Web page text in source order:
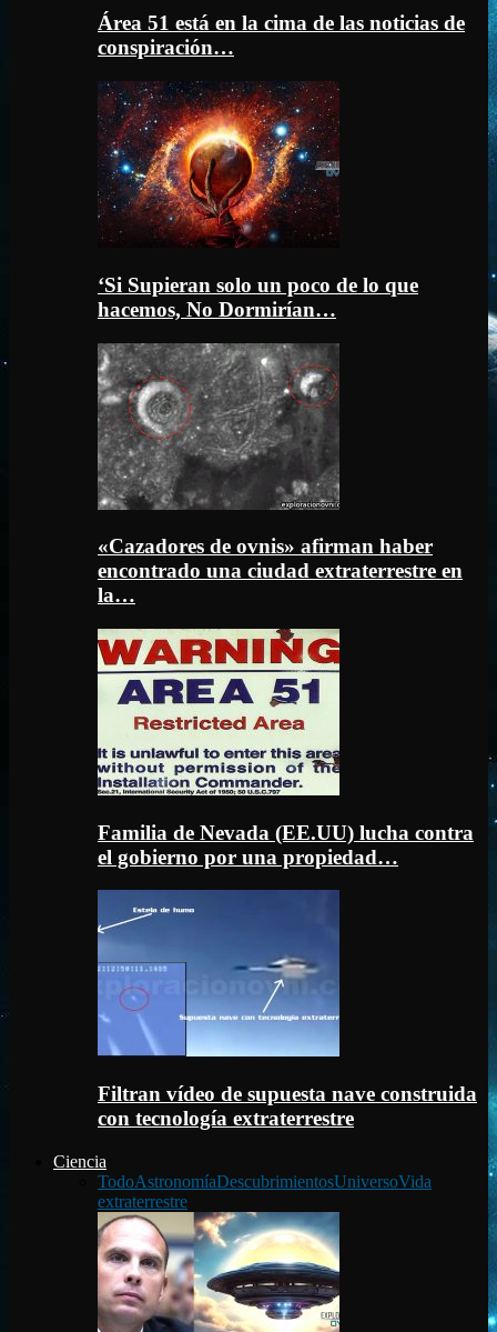
Área 51 está en la cima de las noticias de
conspiración…
‘Si Supieran solo un poco de lo que
hacemos, No Dormirían…
«Cazadores de ovnis» afirman haber
encontrado una ciudad extraterrestre en
la…
Familia de Nevada (EE.UU) lucha contra
el gobierno por una propiedad…
Filtran vídeo de supuesta nave construida
con tecnología extraterrestre
Ciencia
TodoAstronomíaDescubrimientosUniversoVida
extraterrestre